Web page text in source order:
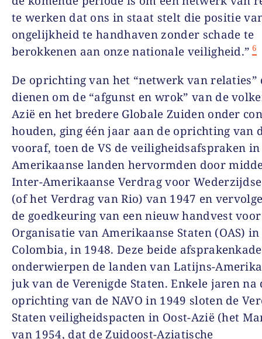
te werken dat ons in staat stelt die positie
ongelijkheid te handhaven zonder schade te
berokkenen aan onze nationale veiligheid.” 6
De oprichting van het “netwerk van relaties”
dienen om de “afgunst en wrok” van de
Azië en het bredere Globale Zuiden onder
houden, ging één jaar aan de oprichting van
vooraf, toen de VS de veiligheidsafspraken
Amerikaanse landen hervormden door
Inter-Amerikaanse Verdrag voor
(of het Verdrag van Rio) van 1947 en
de goedkeuring van een nieuw handvest
Organisatie van Amerikaanse Staten (OAS) in
Colombia, in 1948. Deze beide
onderwierpen de landen van Latijns-
juk van de Verenigde Staten. Enkele jaren na
oprichting van de NAVO in 1949 sloten de
Staten veiligheidspacten in Oost-Azië (het
van 1954, dat de Zuidoost-Aziatische